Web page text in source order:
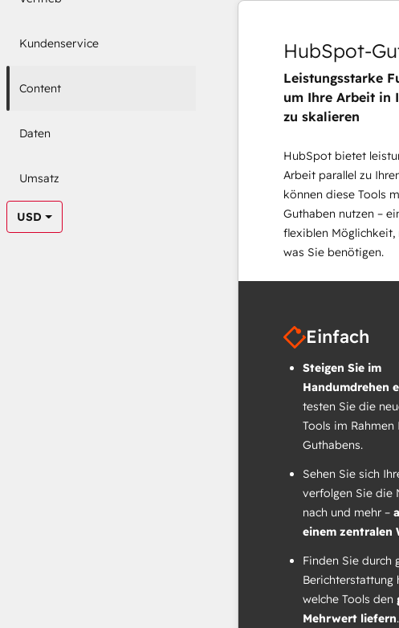
USD
Kundenservice
Content
Daten
Umsatz
HubSpot-
Leistungsstarke
um Ihre Arbeit in
zu skalieren
HubSpot bietet
Arbeit parallel zu
können diese Tools
Guthaben nutzen –
flexiblen Möglichkeit,
was Sie benötigen.
Einfach
Steigen Sie im
Handumdrehen
testen Sie die
Tools im Rahmen
Guthabens.
Sehen Sie sich
verfolgen Sie die
nach und mehr –
einem zentralen
Finden Sie durch
Berichterstattung
welche Tools den
Mehrwert liefern.